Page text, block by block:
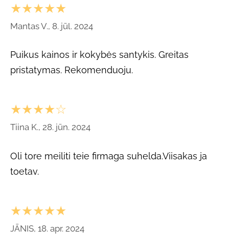
★★★★★
Mantas V., 8. jūl. 2024
Puikus kainos ir kokybės santykis. Greitas
pristatymas. Rekomenduoju.
★★★★☆
Tiina K., 28. jūn. 2024
Oli tore meiliti teie firmaga suhelda.Viisakas ja
toetav.
★★★★★
JĀNIS, 18. apr. 2024